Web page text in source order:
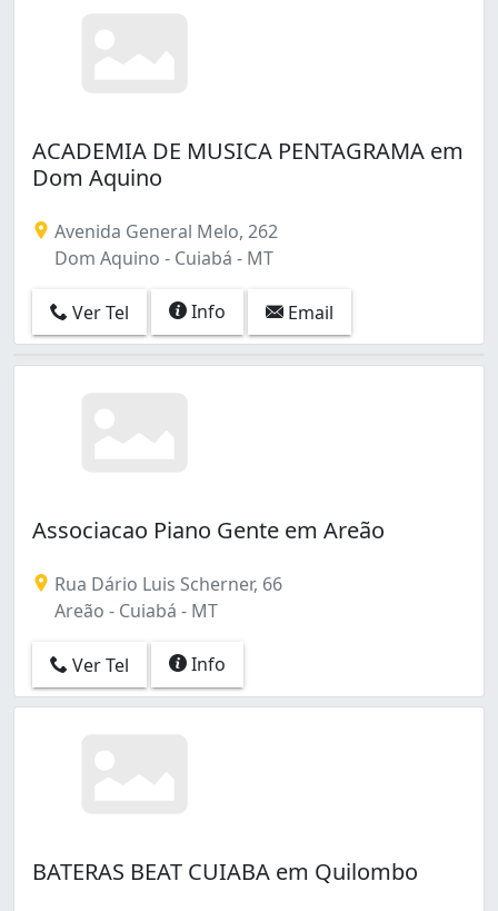
ACADEMIA DE MUSICA PENTAGRAMA em
Dom Aquino
Avenida General Melo, 262
Dom Aquino - Cuiabá - MT
Ver Tel Info Email
Associacao Piano Gente em Areão
Rua Dário Luis Scherner, 66
Areão - Cuiabá - MT
Ver Tel Info
BATERAS BEAT CUIABA em Quilombo